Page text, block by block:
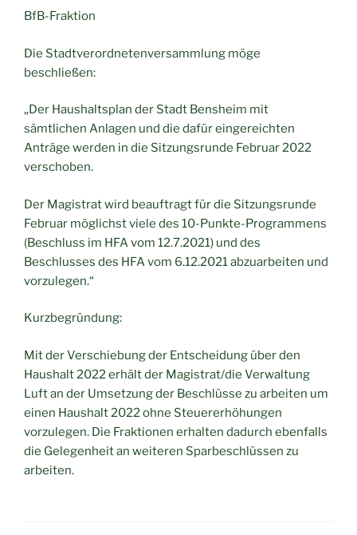
BfB-Fraktion
Die Stadtverordnetenversammlung möge
beschließen:
„Der Haushaltsplan der Stadt Bensheim mit
sämtlichen Anlagen und die dafür eingereichten
Anträge werden in die Sitzungsrunde Februar 2022
verschoben.
Der Magistrat wird beauftragt für die Sitzungsrunde
Februar möglichst viele des 10-Punkte-Programmens
(Beschluss im HFA vom 12.7.2021) und des
Beschlusses des HFA vom 6.12.2021 abzuarbeiten und
vorzulegen.“
Kurzbegründung:
Mit der Verschiebung der Entscheidung über den
Haushalt 2022 erhält der Magistrat/die Verwaltung
Luft an der Umsetzung der Beschlüsse zu arbeiten um
einen Haushalt 2022 ohne Steuererhöhungen
vorzulegen. Die Fraktionen erhalten dadurch ebenfalls
die Gelegenheit an weiteren Sparbeschlüssen zu
arbeiten.